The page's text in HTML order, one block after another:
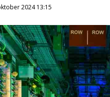
2024 13:15